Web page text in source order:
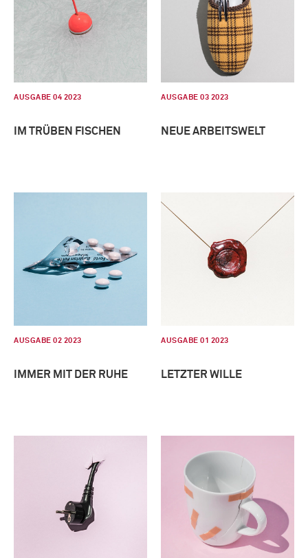
AUSGABE 04 2023
IM TRÜBEN FISCHEN
AUSGABE 03 2023
NEUE ARBEITSWELT
AUSGABE 02 2023
IMMER MIT DER RUHE
AUSGABE 01 2023
LETZTER WILLE